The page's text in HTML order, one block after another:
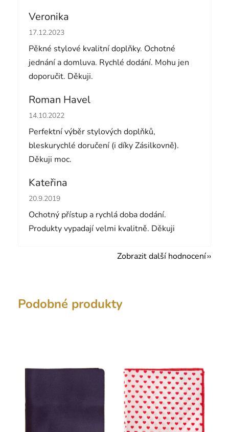
Veronika
Hodnocení obchodu je 5 z 5 hvězdiček.
17.12.2023
Pěkné stylové kvalitní doplňky. Ochotné
jednání a domluva. Rychlé dodání. Mohu jen
doporučit. Děkuji.
Roman Havel
Hodnocení obchodu je 5 z 5 hvězdiček.
14.10.2022
Perfektní výběr stylových doplňků,
bleskurychlé doručení (i díky Zásilkovně).
Děkuji moc.
Kateřina
Hodnocení obchodu je 5 z 5 hvězdiček.
20.9.2019
Ochotný přístup a rychlá doba dodání.
Produkty vypadají velmi kvalitně. Děkuji
Zobrazit další hodnocení
Podobné produkty